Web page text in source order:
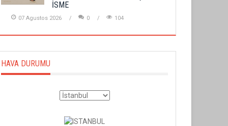
İSME
07 Agustos 2026 0 104
HAVA DURUMU